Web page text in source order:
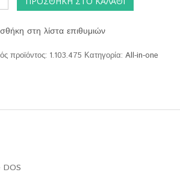
στη λίστα επιθυμιών
προϊόντος: 1.103.475 Κατηγορία:All-in-one